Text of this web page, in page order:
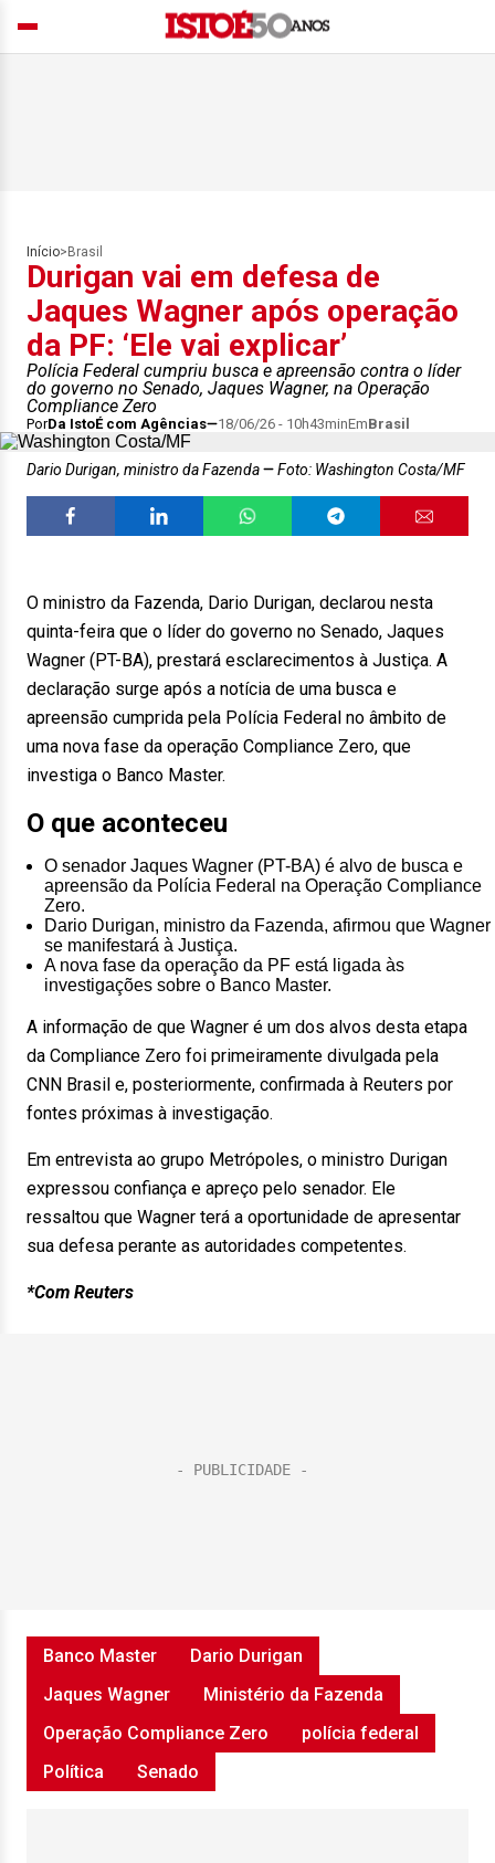
Início> Brasil
Durigan vai em defesa de
Jaques Wagner após operação
da PF: ‘Ele vai explicar’
Polícia Federal cumpriu busca e apreensão contra o líder
do governo no Senado, Jaques Wagner, na Operação
Compliance Zero
PorDa IstoÉ com Agências 18/06/26 - 10h43minEmBrasil
Dario Durigan, ministro da Fazenda Foto: Washington Costa/MF
O ministro da Fazenda, Dario Durigan, declarou nesta
quinta-feira que o líder do governo no Senado, Jaques
Wagner (PT-BA), prestará esclarecimentos à Justiça. A
declaração surge após a notícia de uma busca e
apreensão cumprida pela Polícia Federal no âmbito de
uma nova fase da operação Compliance Zero, que
investiga o Banco Master.
O que aconteceu
O senador Jaques Wagner (PT-BA) é alvo de busca e
apreensão da Polícia Federal na Operação Compliance
Zero.
Dario Durigan, ministro da Fazenda, afirmou que Wagner
se manifestará à Justiça.
A nova fase da operação da PF está ligada às
investigações sobre o Banco Master.
A informação de que Wagner é um dos alvos desta etapa
da Compliance Zero foi primeiramente divulgada pela
CNN Brasil e, posteriormente, confirmada à Reuters por
fontes próximas à investigação.
Em entrevista ao grupo Metrópoles, o ministro Durigan
expressou confiança e apreço pelo senador. Ele
ressaltou que Wagner terá a oportunidade de apresentar
sua defesa perante as autoridades competentes.
*Com Reuters
Banco Master
Dario Durigan
Jaques Wagner
Ministério da Fazenda
Operação Compliance Zero
polícia federal
Política
Senado